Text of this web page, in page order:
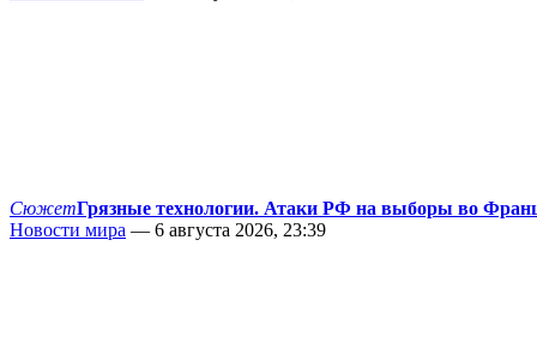
СюжетГрязные технологии. Атаки РФ на выборы во
Новости мира — 6 августа 2026, 23:39